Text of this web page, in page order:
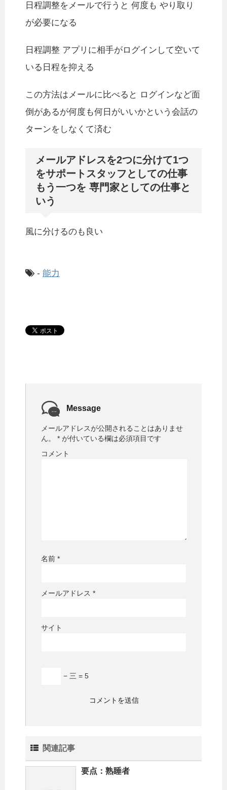
日程調整をメールで行うと 何度も やり取り
が必要になる
日程調整 アプリに相手がログインして空いて
いる日程を抑える
この方法はメールに比べると ログインなど面
倒があるが何度も何日がいいかという会話の
ターンをしなくて済む
メールアドレスを2つに分けて1つ
をサポートスタッフとしての仕事
もう一つを 専門家としての仕事と
いう
風に分けるのも良い
- 能力
Message
メールアドレスが公開されることはありませ
ん。
* が付いている欄は必須項目です
コメント
名前 *
メールアドレス *
サイト
− 三 = 5
関連記事
要点：熟睡者